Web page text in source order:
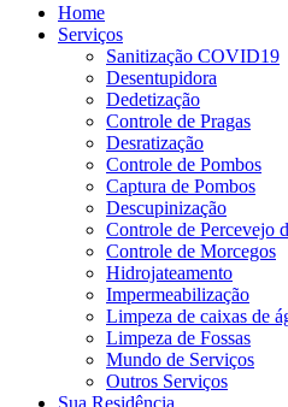
Home
Serviços
Sanitização COVID19
Desentupidora
Dedetização
Controle de Pragas
Desratização
Controle de Pombos
Captura de Pombos
Descupinização
Controle de Percevejo
Controle de Morcegos
Hidrojateamento
Impermeabilização
Limpeza de caixas de
Limpeza de Fossas
Mundo de Serviços
Outros Serviços
Sua Residência